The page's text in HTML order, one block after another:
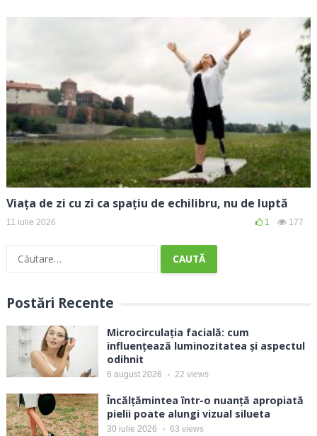
Viața de zi cu zi ca spațiu de echilibru, nu de luptă
11 iulie 2026 1 177
Caută
Postări Recente
Microcirculația facială: cum
influențează luminozitatea și aspectul
odihnit
6 august 2026 22 views
Încălțămintea într-o nuanță apropiată
pielii poate alungi vizual silueta
30 iulie 2026 63 views